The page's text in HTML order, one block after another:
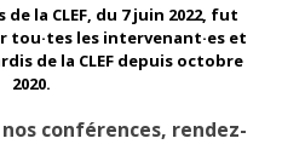
la CLEF, du 7 juin 2022, fut
tou·tes les intervenant·es et
de la CLEF depuis octobre
2020.
conférences, rendez-